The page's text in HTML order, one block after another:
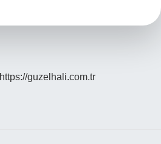
https://guzelhali.com.tr